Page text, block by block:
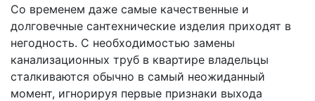
Со временем даже самые качественные и
долговечные сантехнические изделия приходят в
негодность. С необходимостью замены
канализационных труб в квартире владельцы
сталкиваются обычно в самый неожиданный
момент, игнорируя первые признаки выхода